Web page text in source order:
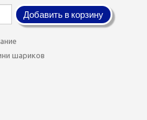
Добавить в корзину
шариков